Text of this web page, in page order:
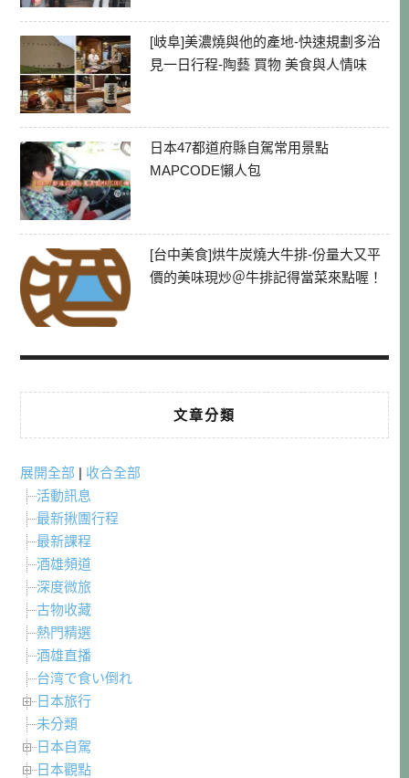
[岐阜]美濃燒與他的產地-快速規劃多治
見一日行程-陶藝 買物 美食與人情味
日本47都道府縣自駕常用景點
MAPCODE懶人包
[台中美食]烘牛炭燒大牛排-份量大又平
價的美味現炒＠牛排記得當菜來點喔！
文章分類
展開全部 | 收合全部
活動訊息
最新揪團行程
最新課程
酒雄頻道
深度微旅
古物收藏
熱門精選
酒雄直播
台湾で食い倒れ
日本旅行
未分類
日本自駕
日本觀點